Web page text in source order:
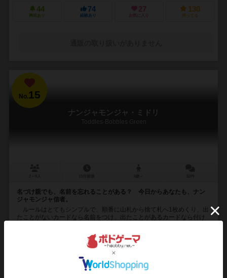
44
興味あり
74
経験あり
27
お気に入り
130
持ってる
No.15
ナンジャモンジャ・ミドリ
Toddles-Bobbles Green
名づけ親でも、名前を忘れることがある？ 今日からあなたも、ナン
ジャモンジャ信者。
ルールはとてもシンプルで、順番に山札から捨て札へ1枚めくり、出
たことがないカードなら名前をつけ、出たことがあるカードなら付け
3769 549